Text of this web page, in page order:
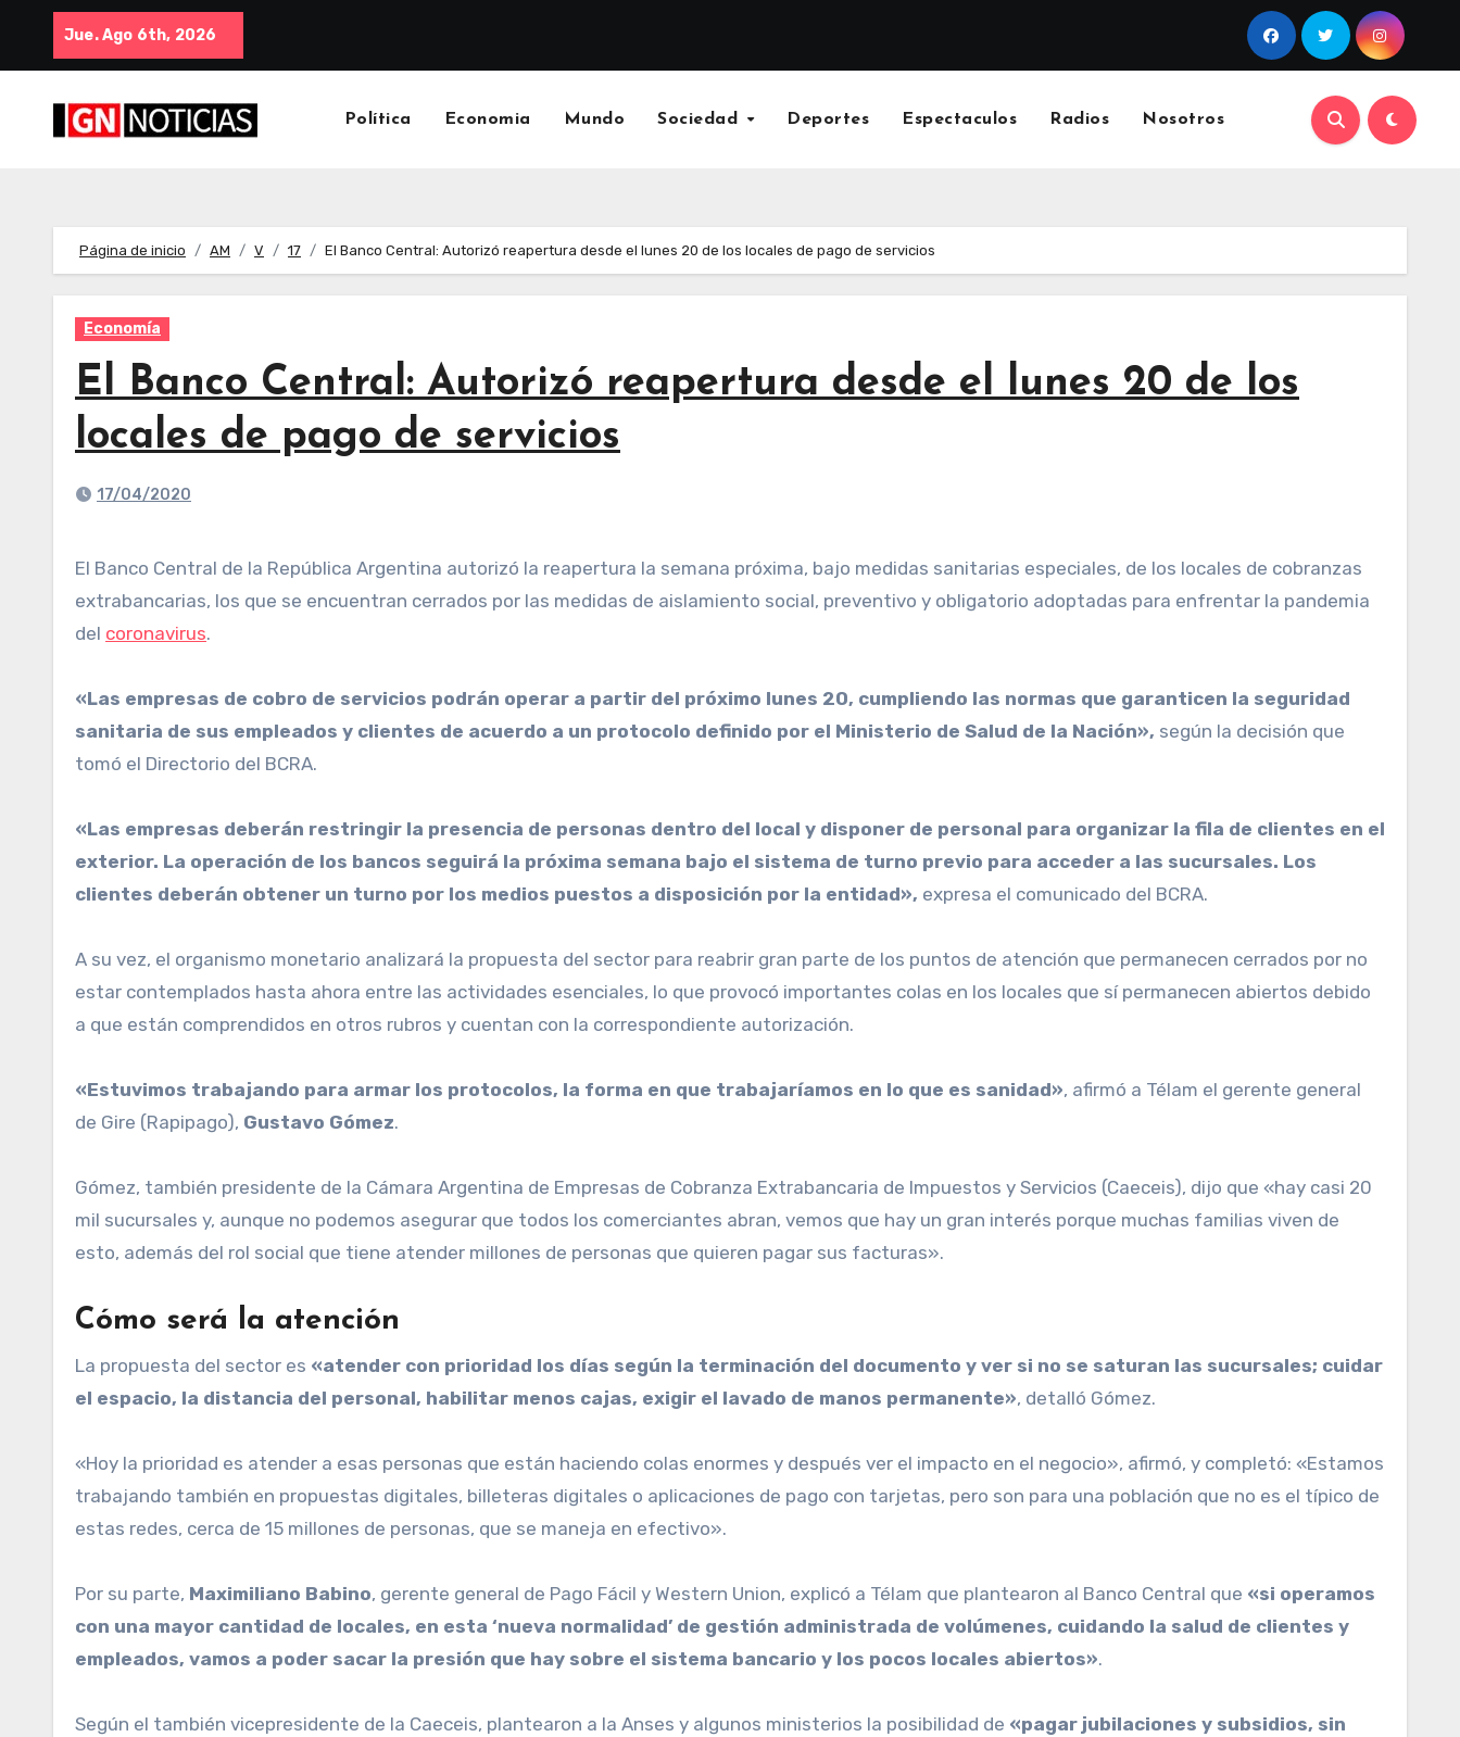
Jue. Ago 6th, 2026
Política Economia Mundo Sociedad Deportes Espectaculos Radios Nosotros
Página de inicio AM V 17 El Banco Central: Autorizó reapertura desde el lunes 20 de los locales de pago de servicios
Economía
El Banco Central: Autorizó reapertura desde el lunes 20 de los
locales de pago de servicios
17/04/2020
El Banco Central de la República Argentina autorizó la reapertura la semana próxima, bajo medidas sanitarias especiales, de los locales de cobranzas
extrabancarias, los que se encuentran cerrados por las medidas de aislamiento social, preventivo y obligatorio adoptadas para enfrentar la pandemia
del coronavirus.
«Las empresas de cobro de servicios podrán operar a partir del próximo lunes 20, cumpliendo las normas que garanticen la seguridad
sanitaria de sus empleados y clientes de acuerdo a un protocolo definido por el Ministerio de Salud de la Nación», según la decisión que
tomó el Directorio del BCRA.
«Las empresas deberán restringir la presencia de personas dentro del local y disponer de personal para organizar la fila de clientes en el
exterior. La operación de los bancos seguirá la próxima semana bajo el sistema de turno previo para acceder a las sucursales. Los
clientes deberán obtener un turno por los medios puestos a disposición por la entidad», expresa el comunicado del BCRA.
A su vez, el organismo monetario analizará la propuesta del sector para reabrir gran parte de los puntos de atención que permanecen cerrados por no
estar contemplados hasta ahora entre las actividades esenciales, lo que provocó importantes colas en los locales que sí permanecen abiertos debido
a que están comprendidos en otros rubros y cuentan con la correspondiente autorización.
«Estuvimos trabajando para armar los protocolos, la forma en que trabajaríamos en lo que es sanidad», afirmó a Télam el gerente general
de Gire (Rapipago), Gustavo Gómez.
Gómez, también presidente de la Cámara Argentina de Empresas de Cobranza Extrabancaria de Impuestos y Servicios (Caeceis), dijo que «hay casi 20
mil sucursales y, aunque no podemos asegurar que todos los comerciantes abran, vemos que hay un gran interés porque muchas familias viven de
esto, además del rol social que tiene atender millones de personas que quieren pagar sus facturas».
Cómo será la atención
La propuesta del sector es «atender con prioridad los días según la terminación del documento y ver si no se saturan las sucursales; cuidar
el espacio, la distancia del personal, habilitar menos cajas, exigir el lavado de manos permanente», detalló Gómez.
«Hoy la prioridad es atender a esas personas que están haciendo colas enormes y después ver el impacto en el negocio», afirmó, y completó: «Estamos
trabajando también en propuestas digitales, billeteras digitales o aplicaciones de pago con tarjetas, pero son para una población que no es el típico de
estas redes, cerca de 15 millones de personas, que se maneja en efectivo».
Por su parte, Maximiliano Babino, gerente general de Pago Fácil y Western Union, explicó a Télam que plantearon al Banco Central que «si operamos
con una mayor cantidad de locales, en esta ‘nueva normalidad’ de gestión administrada de volúmenes, cuidando la salud de clientes y
empleados, vamos a poder sacar la presión que hay sobre el sistema bancario y los pocos locales abiertos».
Según el también vicepresidente de la Caeceis, plantearon a la Anses y algunos ministerios la posibilidad de «pagar jubilaciones y subsidios, sin